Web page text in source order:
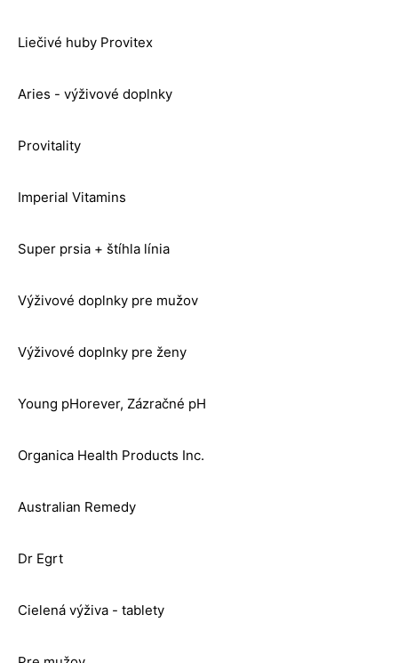
Liečivé huby Provitex
Aries - výživové doplnky
Provitality
Imperial Vitamins
Super prsia + štíhla línia
Výživové doplnky pre mužov
Výživové doplnky pre ženy
Young pHorever, Zázračné pH
Organica Health Products Inc.
Australian Remedy
Dr Egrt
Cielená výživa - tablety